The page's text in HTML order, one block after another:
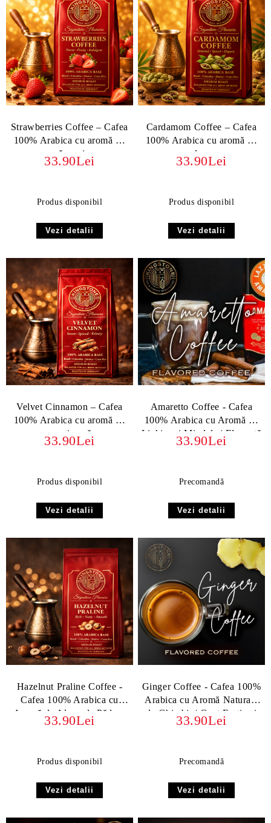
Strawberries Coffee – Cafea
100% Arabica cu aromă de
căpșuni
33.90Lei
Produs disponibil
Vezi detalii
Cardamom Coffee – Cafea
100% Arabica cu aromă de
cardamom
33.90Lei
Produs disponibil
Vezi detalii
Velvet Cinnamon – Cafea
100% Arabica cu aromă de
scorțișoară
33.90Lei
Produs disponibil
Vezi detalii
Amaretto Coffee - Cafea
100% Arabica cu Aromă de
Lichior și Migdale | Eleganță
Italiană
33.90Lei
Precomandă
Vezi detalii
Hazelnut Praline Coffee -
Cafea 100% Arabica cu
Aromă de Alune de Pădure
33.90Lei
Produs disponibil
Vezi detalii
Ginger Coffee - Cafea 100%
Arabica cu Aromă Naturală
de Ghimbir | Gust Festiv și
Răsfăț - boabe sau macinata
33.90Lei
Precomandă
Vezi detalii